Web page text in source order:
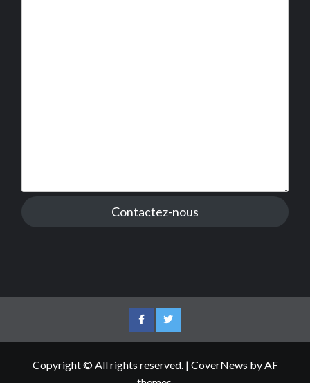
Contactez-nous
FacebookTwitter
Copyright © All rights reserved. | CoverNews by AF